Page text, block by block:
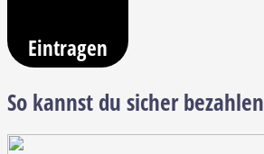
Eintragen
So kannst du sicher bezahlen